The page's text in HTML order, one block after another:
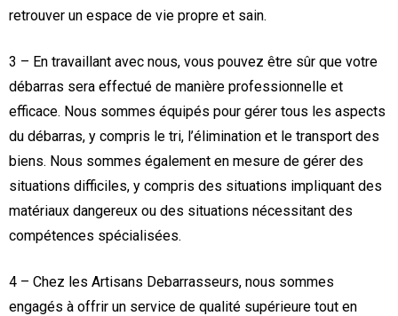
retrouver un espace de vie propre et sain.
3 – En travaillant avec nous, vous pouvez être sûr que votre
débarras sera effectué de manière professionnelle et
efficace. Nous sommes équipés pour gérer tous les aspects
du débarras, y compris le tri, l’élimination et le transport des
biens. Nous sommes également en mesure de gérer des
situations difficiles, y compris des situations impliquant des
matériaux dangereux ou des situations nécessitant des
compétences spécialisées.
4 – Chez les Artisans Debarrasseurs, nous sommes
engagés à offrir un service de qualité supérieure tout en